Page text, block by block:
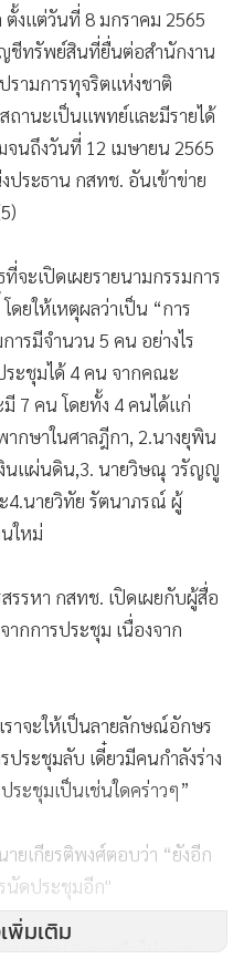
งแต่วันที่ 8 มกราคม 2565
ชีทรัพย์สินที่ยื่นต่อสำนักงาน
ามการทุจริตแห่งชาติ
ถานะเป็นแพทย์และมีรายได้
นถึงวันที่ 12 เมษายน 2565
ประธาน กสทช. อันเข้าข่าย
จะเปิดเผยรายนามกรรมการ
ดยให้เหตุผลว่าเป็น “การ
รมีจำนวน 5 คน อย่างไร
ระชุมได้ 4 คน จากคณะ
7 คน โดยทั้ง 4 คนได้แก่
กษาในศาลฎีกา, 2.นางยุพิน
นแผ่นดิน,3. นายวิษณุ วรัญญู
4.นายวิทัย รัตนาภรณ์ ผู้
ใหม่
รรหา กสทช. เปิดเผยกับผู้สื่อ
กการประชุม เนื่องจาก
าจะให้เป็นลายลักษณ์อักษร
ระชุมลับ เดี๋ยวมีคนกำลังร่าง
ระชุมเป็นเช่นใดคร่าวๆ”
ายเกียรติพงศ์ตอบว่า “ยังอีก
นัดประชุมอีก"
มาครบ 7 คนหรือไม่ นาย
พิ่มเติม